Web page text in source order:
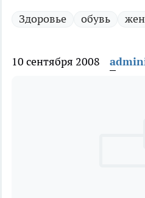
Здоровье обувь
10 сентября 2008